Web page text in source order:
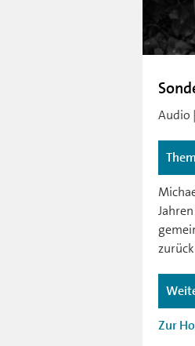
Audio
Zur